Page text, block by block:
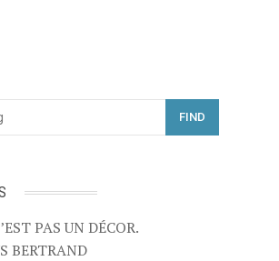
FIND
PAS UN DÉCOR.
BERTRAND